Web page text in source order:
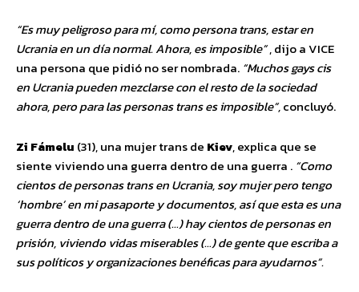
“Es muy peligroso para mí, como persona trans, estar en
Ucrania en un día normal. Ahora, es imposible”, dijo a VICE
una persona que pidió no ser nombrada. “Muchos gays cis
en Ucrania pueden mezclarse con el resto de la sociedad
ahora, pero para las personas trans es imposible”,concluyó.
Zi Fámelu (31), una mujer trans de Kiev, explica que se
siente viviendo una guerra dentro de una guerra . “Como
cientos de personas trans en Ucrania, soy mujer pero tengo
‘hombre’ en mi pasaporte y documentos, así que esta es una
guerra dentro de una guerra (…) hay cientos de personas en
prisión, viviendo vidas miserables (…) de gente que escriba a
sus políticos y organizaciones benéficas para ayudarnos”.